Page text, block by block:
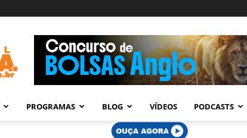
PROGRAMAS BLOG VÍDEOS PODCASTS